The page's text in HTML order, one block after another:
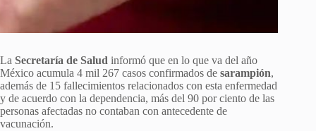
La Secretaría de Salud informó que en lo que va del año
México acumula 4 mil 267 casos confirmados de sarampión,
además de 15 fallecimientos relacionados con esta enfermedad
y de acuerdo con la dependencia, más del 90 por ciento de las
personas afectadas no contaban con antecedente de
vacunación.